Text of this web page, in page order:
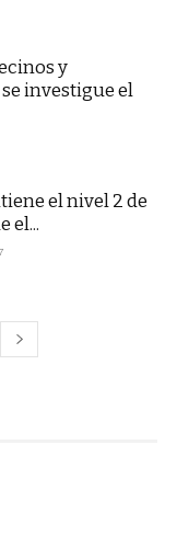
y
investigue el
el nivel 2 de
el...